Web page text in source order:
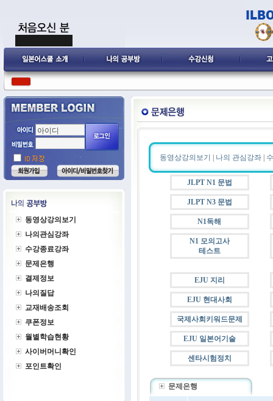
동영상강의보기
나의관심강좌
수강종료강좌
문제은행
결제정보
나의질답
교재배송조회
쿠폰정보
월별학습현황
사이버머니확인
포인트확인
동영상강의보기 나의 관심강좌|
JLPT N1 문법
JLPT N3 문법
N1독해
N1 모의고사
테스트
EJU 지리
EJU 현대사회
국제사회키워드문제
EJU 일본어기술
센타시험정치
문제은행